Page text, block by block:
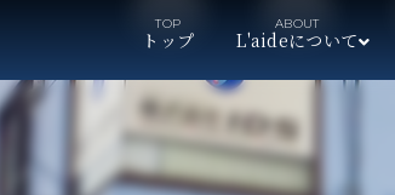
トップ L'aideについて